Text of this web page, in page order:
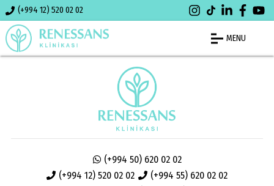
(+994 12) 520 02 02
MENU
(+994 12) 520 02 02 (+994 55) 620 02 02
(+994 50) 620 02 02